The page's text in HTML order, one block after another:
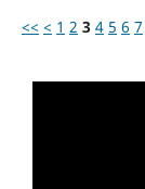
<< < 1 2 3 4 5 6 7